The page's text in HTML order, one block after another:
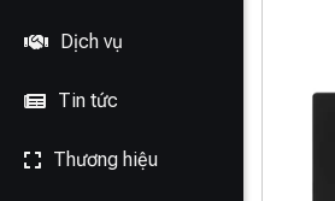
Dịch vụ
Tin tức
Thương hiệu